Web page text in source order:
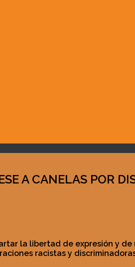
A CANELAS POR
la libertad de expresión y
racistas y